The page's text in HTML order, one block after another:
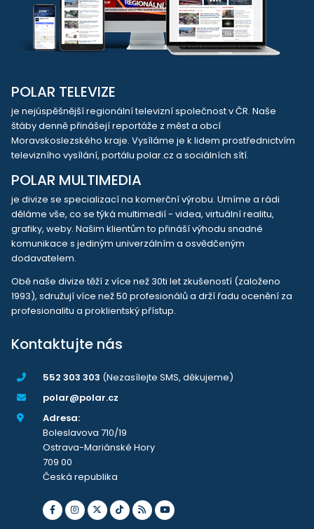
POLAR TELEVIZE
je nejúspěšnější regionální televizní společnost v ČR. Naše
štáby denně přinášejí reportáže z měst a obcí
Moravskoslezského kraje. Vysíláme je k lidem prostřednictvím
televizního vysílání, portálu polar.cz a sociálních sítí.
POLAR MULTIMEDIA
je divize se specializací na komerční výrobu. Umíme a rádi
děláme vše, co se týká multimedií - videa, virtuální realitu,
grafiky, weby. Našim klientům to přináší výhodu snadné
komunikace s jediným univerzálním a osvědčeným
dodavatelem.
Obě naše divize těží z více než 30ti let zkušeností (založeno
1993), sdružují více než 50 profesionálů a drží řadu ocenění za
profesionalitu a proklientský přístup.
Kontaktujte nás
552 303 303 (Nezasílejte SMS, děkujeme)
polar@polar.cz
Adresa:
Boleslavova 710/19
Ostrava-Mariánské Hory
709 00
Česká republika